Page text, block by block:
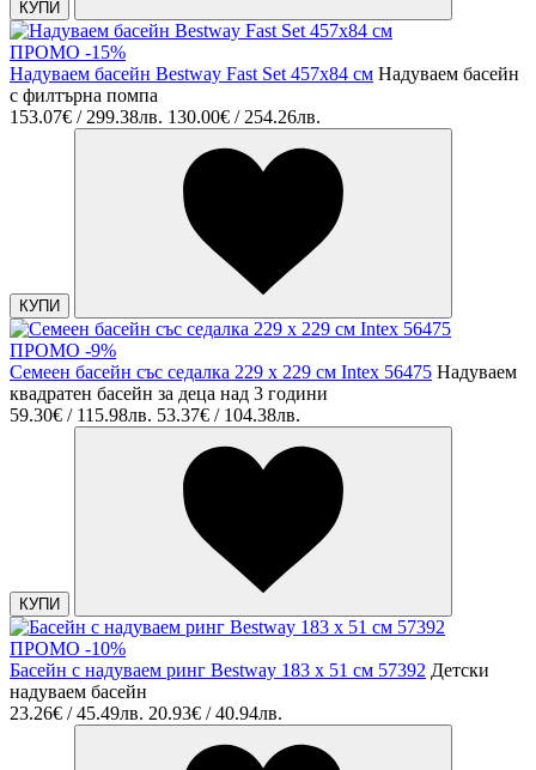
КУПИ
ПРОМО -15%
Надуваем басейн Bestway Fast Set 457x84 cм Надуваем басейн
с филтърна помпа
153.07€ / 299.38лв. 130.00€ / 254.26лв.
КУПИ
ПРОМО -9%
Семеен басейн със седалка 229 х 229 см Intex 56475 Надуваем
квадратен басейн за деца над 3 години
59.30€ / 115.98лв. 53.37€ / 104.38лв.
КУПИ
ПРОМО -10%
Басейн с надуваем ринг Bestway 183 x 51 см 57392 Детски
надуваем басейн
23.26€ / 45.49лв. 20.93€ / 40.94лв.